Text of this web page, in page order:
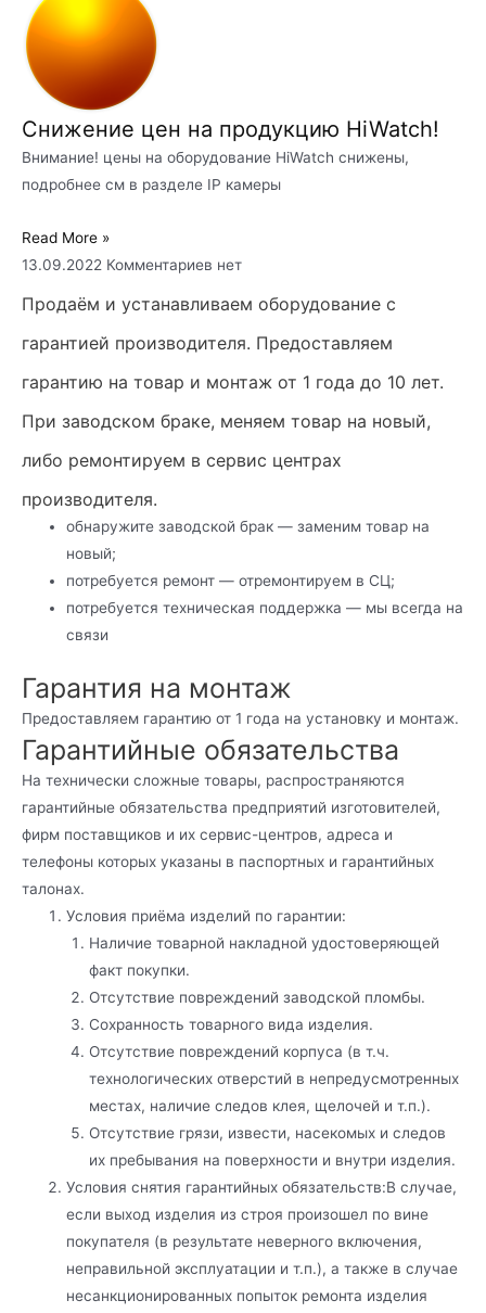
Снижение цен на продукцию HiWatch!
Внимание! цены на оборудование HiWatch снижены,
подробнее см в разделе IP камеры
Read More »
13.09.2022 Комментариев нет
Продаём и устанавливаем оборудование с
гарантией производителя. Предоставляем
гарантию на товар и монтаж от 1 года до 10 лет.
При заводском браке, меняем товар на новый,
либо ремонтируем в сервис центрах
производителя.
обнаружите заводской брак — заменим товар на
новый;
потребуется ремонт — отремонтируем в СЦ;
потребуется техническая поддержка — мы всегда на
связи
Гарантия на монтаж
Предоставляем гарантию от 1 года на установку и монтаж.
Гарантийные обязательства
На технически сложные товары, распространяются
гарантийные обязательства предприятий изготовителей,
фирм поставщиков и их сервис-центров, адреса и
телефоны которых указаны в паспортных и гарантийных
талонах.
Условия приёма изделий по гарантии:
Наличие товарной накладной удостоверяющей
факт покупки.
Отсутствие повреждений заводской пломбы.
Сохранность товарного вида изделия.
Отсутствие повреждений корпуса (в т.ч.
технологических отверстий в непредусмотренных
местах, наличие следов клея, щелочей и т.п.).
Отсутствие грязи, извести, насекомых и следов
их пребывания на поверхности и внутри изделия.
Условия снятия гарантийных обязательств:В случае,
если выход изделия из строя произошел по вине
покупателя (в результате неверного включения,
неправильной эксплуатации и т.п.), а также в случае
несанкционированных попыток ремонта изделия